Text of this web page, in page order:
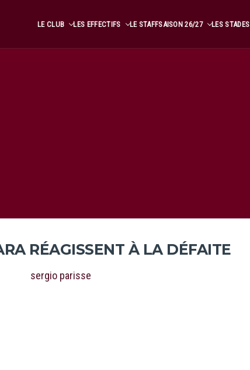
LE CLUB LES EFFECTIFS LE STAFFSAISON 26/27 LES STADES
RÉAGISSENT À LA DÉFAITE